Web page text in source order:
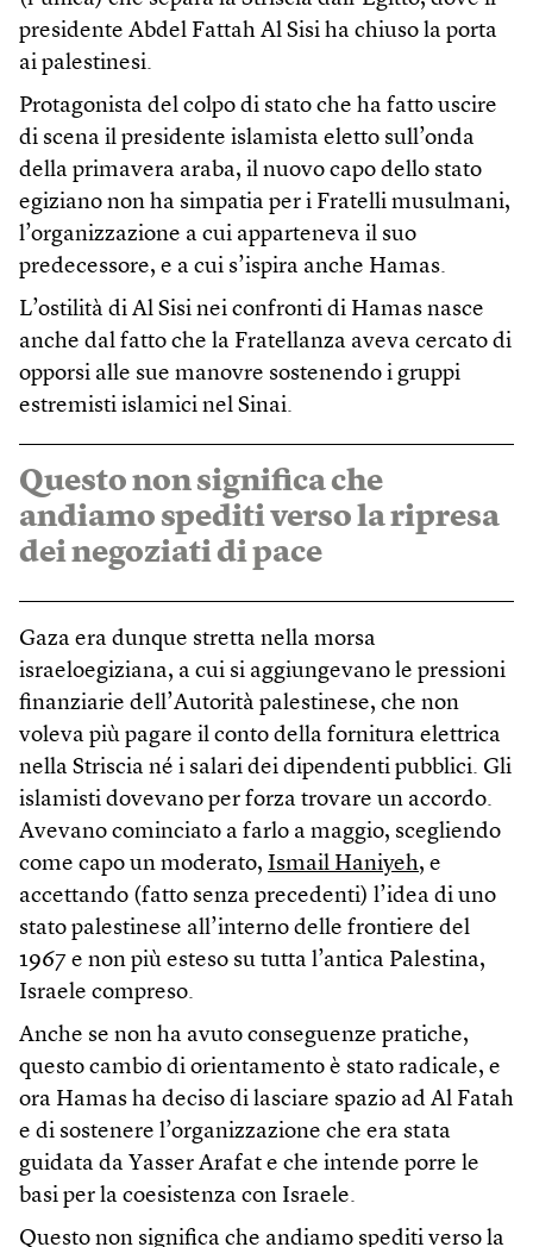
presidente Abdel Fattah Al Sisi ha chiuso la porta
ai palestinesi.
Protagonista del colpo di stato che ha fatto uscire
di scena il presidente islamista eletto sull’onda
della primavera araba, il nuovo capo dello stato
egiziano non ha simpatia per i Fratelli musulmani,
l’organizzazione a cui apparteneva il suo
predecessore, e a cui s’ispira anche Hamas.
L’ostilità di Al Sisi nei confronti di Hamas nasce
anche dal fatto che la Fratellanza aveva cercato di
opporsi alle sue manovre sostenendo i gruppi
estremisti islamici nel Sinai.
Questo non significa che
andiamo spediti verso la ripresa
dei negoziati di pace
Gaza era dunque stretta nella morsa
israeloegiziana, a cui si aggiungevano le pressioni
finanziarie dell’Autorità palestinese, che non
voleva più pagare il conto della fornitura elettrica
nella Striscia né i salari dei dipendenti pubblici. Gli
islamisti dovevano per forza trovare un accordo.
Avevano cominciato a farlo a maggio, scegliendo
come capo un moderato, Ismail Haniyeh, e
accettando (fatto senza precedenti) l’idea di uno
stato palestinese all’interno delle frontiere del
1967 e non più esteso su tutta l’antica Palestina,
Israele compreso.
Anche se non ha avuto conseguenze pratiche,
questo cambio di orientamento è stato radicale, e
ora Hamas ha deciso di lasciare spazio ad Al Fatah
e di sostenere l’organizzazione che era stata
guidata da Yasser Arafat e che intende porre le
basi per la coesistenza con Israele.
Questo non significa che andiamo spediti verso la